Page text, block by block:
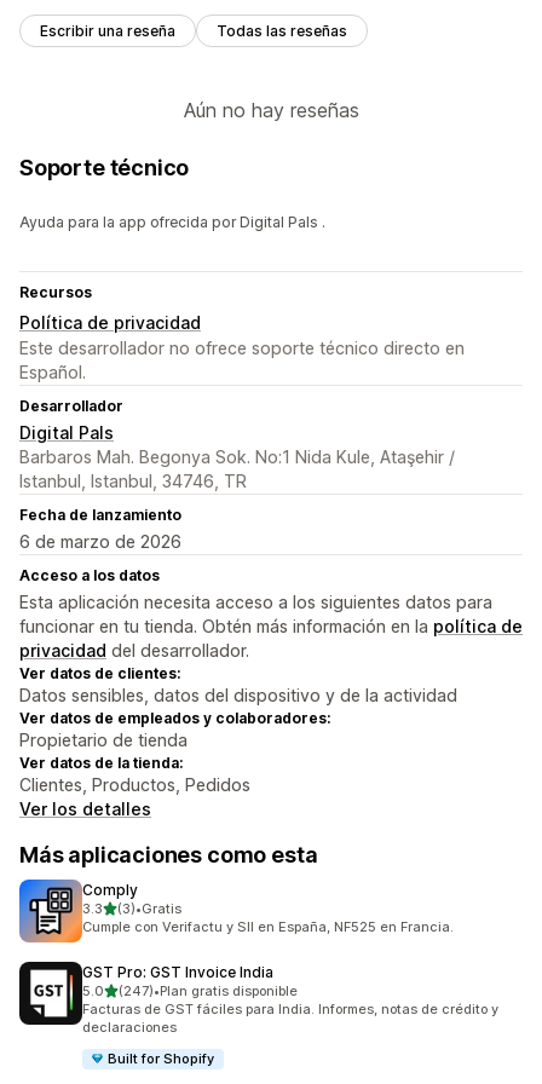
Escribir una reseña Todas las reseñas
Aún no hay reseñas
Soporte técnico
Ayuda para la app ofrecida por Digital Pals .
Recursos
Política de privacidad
Este desarrollador no ofrece soporte técnico directo en
Español.
Desarrollador
Digital Pals
Barbaros Mah. Begonya Sok. No:1 Nida Kule, Ataşehir /
Istanbul, Istanbul, 34746, TR
Fecha de lanzamiento
6 de marzo de 2026
Acceso a los datos
Esta aplicación necesita acceso a los siguientes datos para
funcionar en tu tienda. Obtén más información en la política de
privacidad del desarrollador.
Ver datos de clientes:
Datos sensibles, datos del dispositivo y de la actividad
Ver datos de empleados y colaboradores:
Propietario de tienda
Ver datos de la tienda:
Clientes, Productos, Pedidos
Ver los detalles
Más aplicaciones como esta
Comply
3.3de 5 estrellas
(3)
3 reseñas en total
•Gratis
Cumple con Verifactu y SII en España, NF525 en Francia.
GST Pro: GST Invoice India
5.0de 5 estrellas
(247)
247 reseñas en total
•Plan gratis disponible
Facturas de GST fáciles para India. Informes, notas de crédito y
declaraciones
Built for Shopify